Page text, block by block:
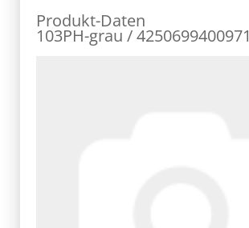
Produkt-Daten
103PH-grau / 4250699400971